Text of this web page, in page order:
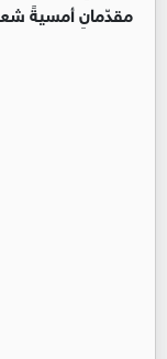
مقدّمانِ أمسيةً